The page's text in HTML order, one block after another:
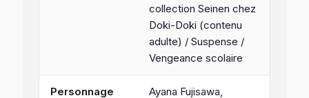
collection Seinen chez
Doki-Doki (contenu
adulte) / Suspense /
Vengeance scolaire
Personnage
Ayana Fujisawa,